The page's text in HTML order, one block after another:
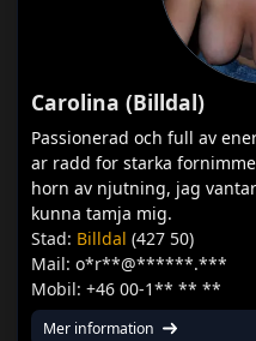
Carolina (Billdal)
Passionerad och full av
ar radd for starka
horn av njutning, jag
kunna tamja mig.
Stad: Billdal (427 50)
Mail: o*r**@******.***
Mobil: +46 00-1** ** **
Mer information